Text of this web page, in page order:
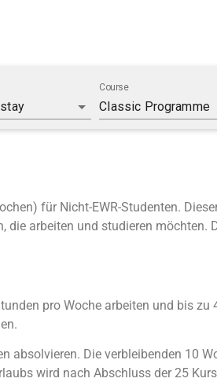
für Nicht-EWR-Studenten.
arbeiten und studieren möchten.
pro Woche arbeiten und bis zu
Die verbleibenden 10
wird nach Abschluss der 25